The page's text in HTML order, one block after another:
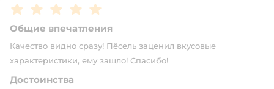
Рейтинг:5
Общие впечатления
Качество видно сразу! Пёсель заценил вкусовые
характеристики, ему зашло! Спасибо!
Достоинства